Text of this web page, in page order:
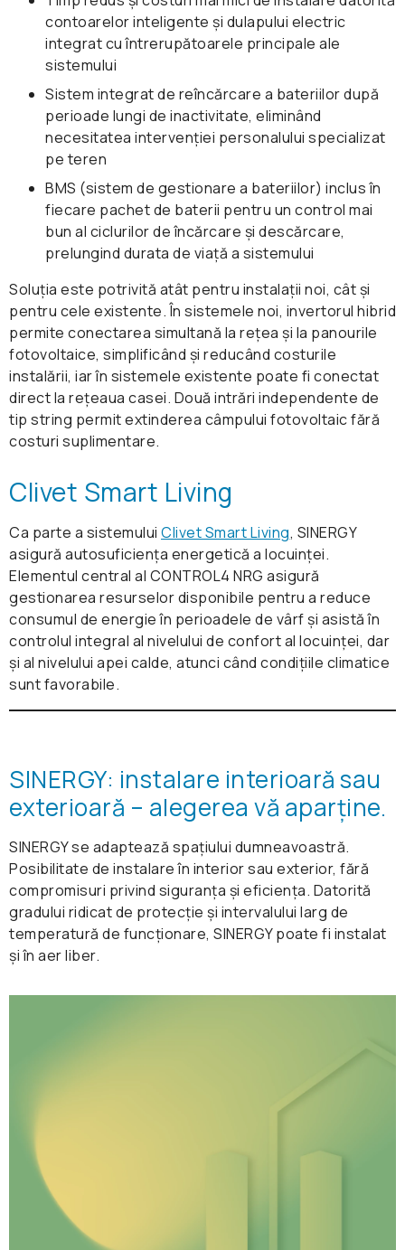
contoarelor inteligente și dulapului electric
integrat cu întrerupătoarele principale ale
sistemului
Sistem integrat de reîncărcare a bateriilor după
perioade lungi de inactivitate, eliminând
necesitatea intervenției personalului specializat
pe teren
BMS (sistem de gestionare a bateriilor) inclus în
fiecare pachet de baterii pentru un control mai
bun al ciclurilor de încărcare și descărcare,
prelungind durata de viață a sistemului
Soluția este potrivită atât pentru instalații noi, cât și
pentru cele existente. În sistemele noi, invertorul hibrid
permite conectarea simultană la rețea și la panourile
fotovoltaice, simplificând și reducând costurile
instalării, iar în sistemele existente poate fi conectat
direct la rețeaua casei. Două intrări independente de
tip string permit extinderea câmpului fotovoltaic fără
costuri suplimentare.
Clivet Smart Living
Ca parte a sistemului Clivet Smart Living, SINERGY
asigură autosuficiența energetică a locuinței.
Elementul central al CONTROL4 NRG asigură
gestionarea resurselor disponibile pentru a reduce
consumul de energie în perioadele de vârf și asistă în
controlul integral al nivelului de confort al locuinței, dar
și al nivelului apei calde, atunci când condițiile climatice
sunt favorabile.
SINERGY: instalare interioară sau
exterioară – alegerea vă aparține.
SINERGY se adaptează spațiului dumneavoastră.
Posibilitate de instalare în interior sau exterior, fără
compromisuri privind siguranța și eficiența. Datorită
gradului ridicat de protecție și intervalului larg de
temperatură de funcționare, SINERGY poate fi instalat
și în aer liber.
Putere: 2,7 – 7 kW
Funcția „Follow me"
Funcție de auto-curățare
Comandă opțională prin Wi-Fi
Design minimalist, rotunjit, elegant
Suflu de aer multidirecțional
Funcția de auto-curățare
WiFi / Control inteligent prin aplicație sau prin
comandă vocală, cu ajutorul sistemelor Amazon
Alexa sau Google Assistant
Distribuție foarte amplă a aerului datorită
rotației motorizate a lamelelor la 180°
„Funcție în cascadă" pentru răcirea rapidă a
încăperii
Funcția „Breeze away" care permite
direcționarea suflului de aer după preferințe,
prafului, polenului, sporilor și bacteriilor
WiFi / Control inteligent prin aplicație sau prin
comandă vocală, cu ajutorul sistemelor Amazon
Alexa sau Google Assistant
Grad foarte înalt de eficiență energetică
Un spectru deosebit de larg de funcționare la
temperaturi externe între -30 și +50 °C
Confort în orice situație datorită senzorului„Ochi
WiFi / Control inteligent prin aplicație sau vocal
cu ajutorul sistemelor Amazon Alexa sau Google
Assistant